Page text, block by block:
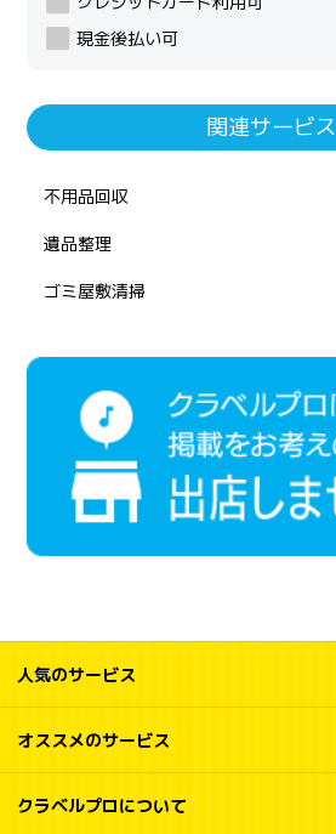
現金後払い可
関連サービス
不用品回収
遺品整理
ゴミ屋敷清掃
人気のサービス
オススメのサービス
クラベルプロについて